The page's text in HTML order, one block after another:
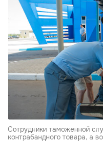
Сотрудники таможенной
контрабандного товара, а